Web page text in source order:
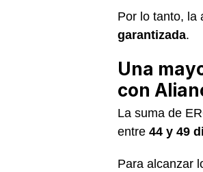
Por lo tanto, la
garantizada.
Una
con
La suma de
entre 44 y 49
Para alcanzar